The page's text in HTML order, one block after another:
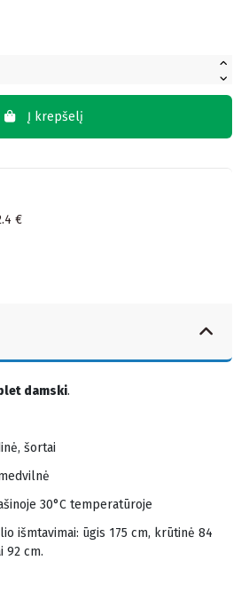
Į krepšelį
€
damski.
šortai
30°C temperatūroje
išmtavimai: ūgis 175 cm, krūtinė 84
92 cm.